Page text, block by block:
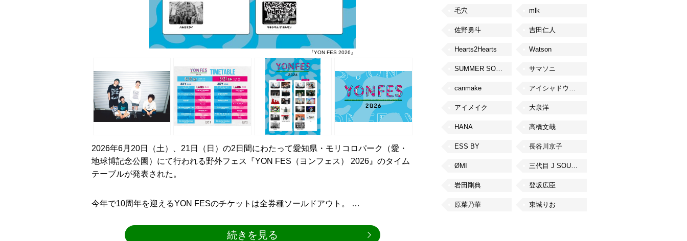
『YON FES 2026』
2026年6月20日（土）、21日（日）の2日間にわたって愛知県・モリコロパーク（愛・
地球博記念公園）にて行われる野外フェス『YON FES（ヨンフェス） 2026』のタイム
テーブルが発表された。
今年で10周年を迎えるYON FESのチケットは全券種ソールドアウト。 …
続きを見る
毛穴 mlk
佐野勇斗 吉田仁人
Hearts2Hearts Watson
SUMMER SONIC サマソニ
canmake アイシャドウベース
アイメイク 大泉洋
HANA 高橋文哉
ESS BY 長谷川京子
ØMI 三代目 J SOUL BROTHERS from EXILE TRIBE
岩田剛典 登坂広臣
原菜乃華 東城りお